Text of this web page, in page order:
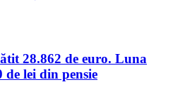
28.862 de euro. Luna
de lei din pensie